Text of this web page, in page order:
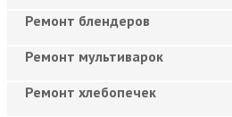
Ремонт блендеров
Ремонт мультиварок
Ремонт хлебопечек